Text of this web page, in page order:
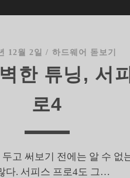
12월 2일 / 하드웨어 돋보기
한 튜닝, 서
로4
고 써보기 전에는 알 수 없
다. 서피스 프로4도 그…